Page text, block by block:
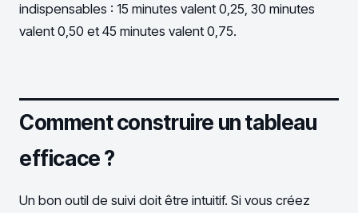
indispensables : 15 minutes valent 0,25, 30 minutes
valent 0,50 et 45 minutes valent 0,75.
Comment construire un tableau
efficace ?
Un bon outil de suivi doit être intuitif. Si vous créez